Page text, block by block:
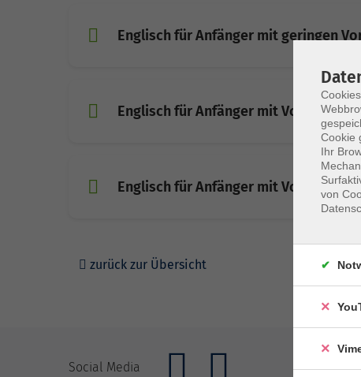
Englisch für Anfänger mit geringen
Englisch für Anfänger mit
Englisch für Anfänger mit
zurück zur Übersicht
Social Media
Cookie
Ihr
von